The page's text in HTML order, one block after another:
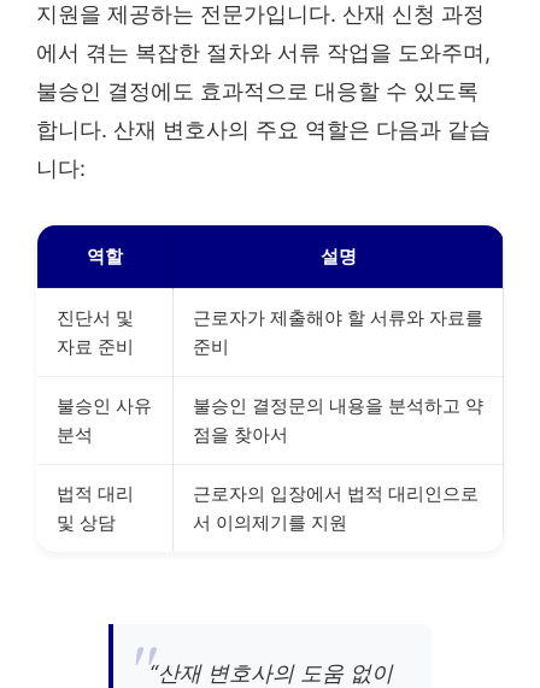
지원을 제공하는 전문가입니다. 산재 신청 과정
에서 겪는 복잡한 절차와 서류 작업을 도와주며,
불승인 결정에도 효과적으로 대응할 수 있도록
합니다. 산재 변호사의 주요 역할은 다음과 같습
니다:
역할 설명
진단서 및
자료 준비
근로자가 제출해야 할 서류와 자료를
준비
불승인 사유
분석
불승인 결정문의 내용을 분석하고 약
점을 찾아서
법적 대리
및 상담
근로자의 입장에서 법적 대리인으로
서 이의제기를 지원
“산재 변호사의 도움 없이